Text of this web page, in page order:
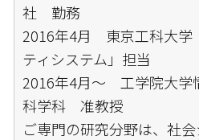
社 勤務
2016年4月 東京工科大学
ティシステム」担当
2016年4月～ 工学院大学
科学科 准教授
ご専門の研究分野は、社